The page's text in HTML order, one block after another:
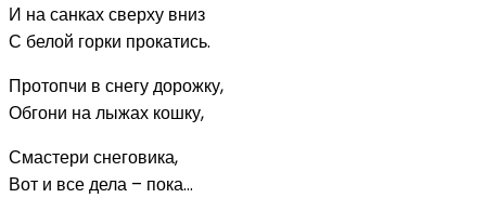
И на санках сверху вниз
С белой горки прокатись.
Протопчи в снегу дорожку,
Обгони на лыжах кошку,
Смастери снеговика,
Вот и все дела – пока…